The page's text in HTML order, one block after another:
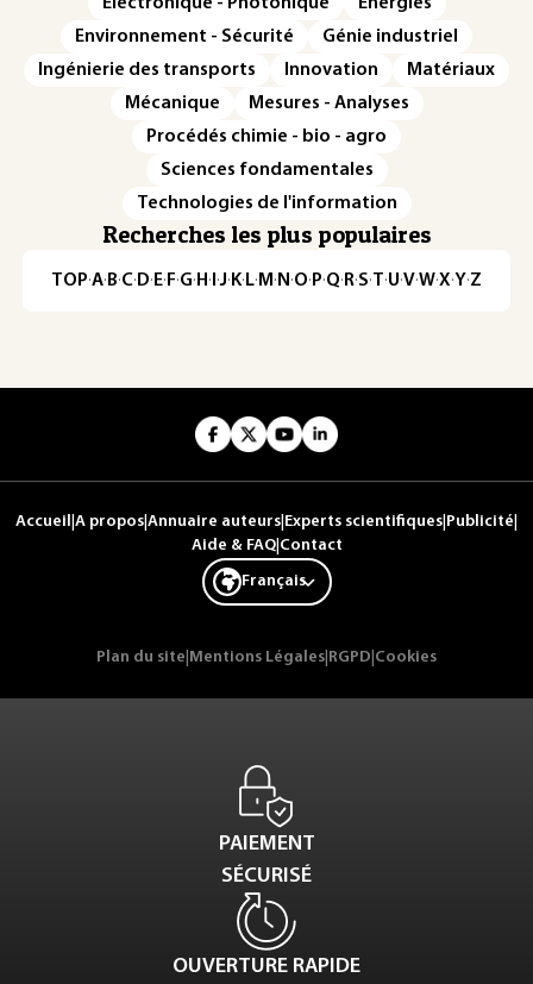
Environnement - Sécurité
Génie industriel
Ingénierie des transports
Innovation
Matériaux
Mécanique
Mesures - Analyses
Procédés chimie - bio - agro
Sciences fondamentales
Technologies de l'information
Recherches les plus populaires
TOP·A·B·C· D· E· F·G· H · ·J· K· L· M · N ·O· P·Q· R·S·T·U·V·W·X·Y·Z
Accueil A propos Annuaire auteurs Experts scientifiques Publicité
Aide & FAQ| Contact
Français
Plan du site Mentions Légales RGPD Cookies
PAIEMENT
SÉCURISÉ
OUVERTURE RAPIDE